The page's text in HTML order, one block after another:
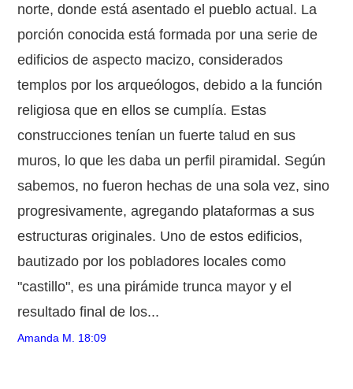
norte, donde está asentado el pueblo actual. La
porción conocida está formada por una serie de
edificios de aspecto macizo, considerados
templos por los arqueólogos, debido a la función
religiosa que en ellos se cumplía. Estas
construcciones tenían un fuerte talud en sus
muros, lo que les daba un perfil piramidal. Según
sabemos, no fueron hechas de una sola vez, sino
progresivamente, agregando plataformas a sus
estructuras originales. Uno de estos edificios,
bautizado por los pobladores locales como
"castillo", es una pirámide trunca mayor y el
resultado final de los...
Amanda M. 18:09